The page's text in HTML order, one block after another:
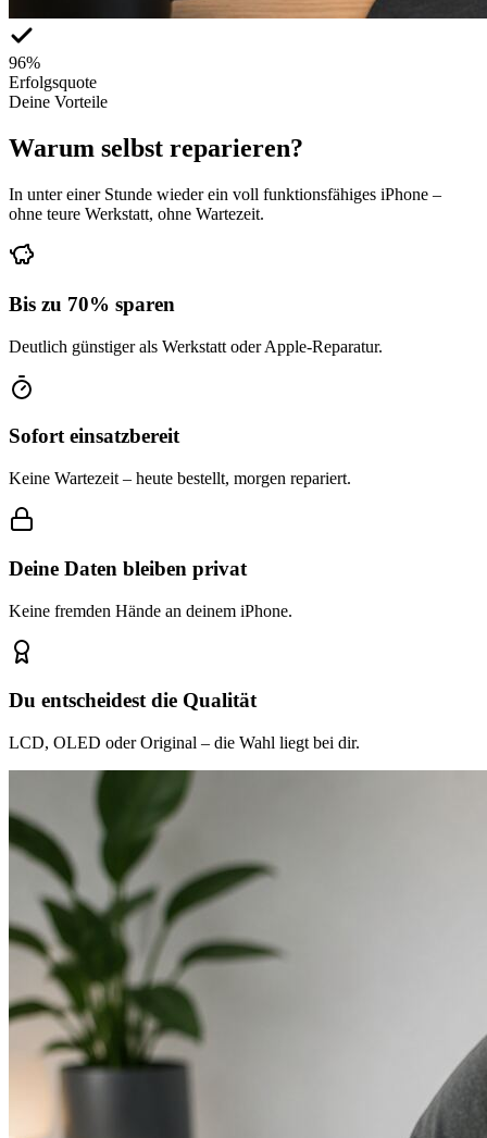
96%
Erfolgsquote
Deine Vorteile
Warum selbst reparieren?
In unter einer Stunde wieder ein voll funktionsfähiges iPhone –
ohne teure Werkstatt, ohne Wartezeit.
Bis zu 70% sparen
Deutlich günstiger als Werkstatt oder Apple-Reparatur.
Sofort einsatzbereit
Keine Wartezeit – heute bestellt, morgen repariert.
Deine Daten bleiben privat
Keine fremden Hände an deinem iPhone.
Du entscheidest die Qualität
LCD, OLED oder Original – die Wahl liegt bei dir.